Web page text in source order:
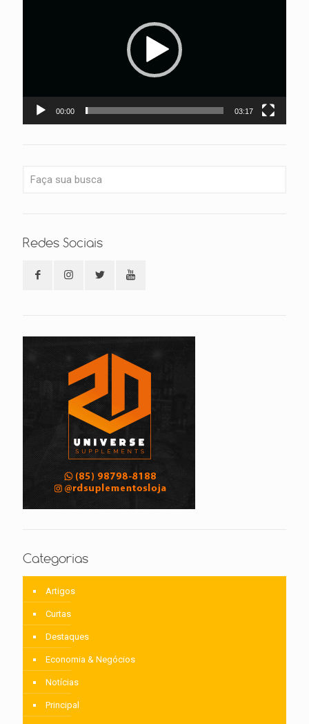
00:00 03:17
Redes Sociais
Categorias
Artigos
Curtas
Destaques
Economia & Negócios
Notícias
Principal